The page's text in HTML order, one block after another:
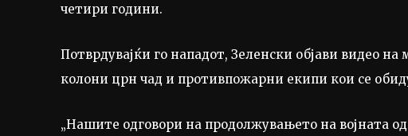
четири години.
Потврдувајќи го нападот, Зеленски објави видео
колони црн чад и противпожарни екипи кои се
„Нашите одговори на продолжувањето на војната